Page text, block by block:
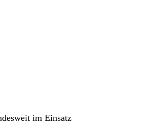
im Einsatz